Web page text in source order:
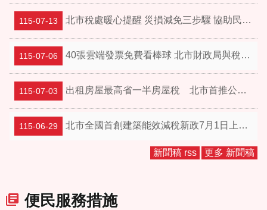
115-07-13 北市稅處暖心提醒 災損減免三步驟 協助民眾減輕負擔
115-07-06 40張雲端發票免費看棒球 北市財政局與稅捐處邀您7月22日前進大巨蛋 做公益 拿簽名球！
115-07-03 出租房屋最高省一半房屋稅 北市首推公證同步宣導服務串聯 申辦更便利
115-06-29 北市全國首創建築能效減稅新政7月1日上路 節能省電又減稅
新聞稿 rss 更多 新聞稿
便民服務措施